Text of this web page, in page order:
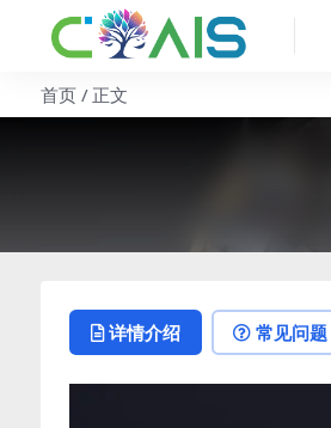
首页 正文
详情介绍 常见问题